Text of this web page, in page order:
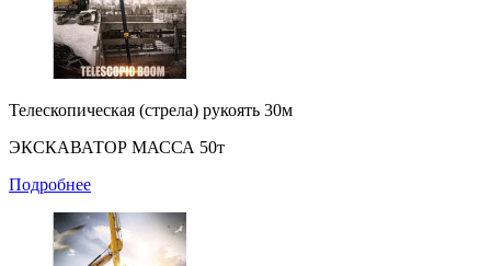
Телескопическая (стрела) рукоять 30м
ЭКСКАВАТОР МАССА 50т
Подробнее